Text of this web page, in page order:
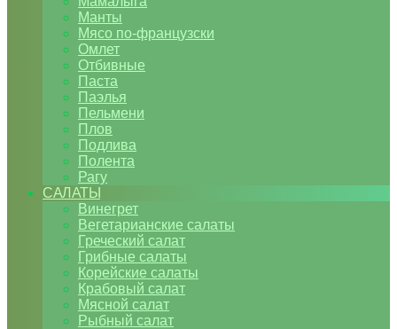
Манты
Мясо по-французски
Омлет
Отбивные
Паста
Паэлья
Пельмени
Плов
Подлива
Полента
Рагу
САЛАТЫ
Винегрет
Вегетарианские салаты
Греческий салат
Грибные салаты
Корейские салаты
Крабовый салат
Мясной салат
Рыбный салат